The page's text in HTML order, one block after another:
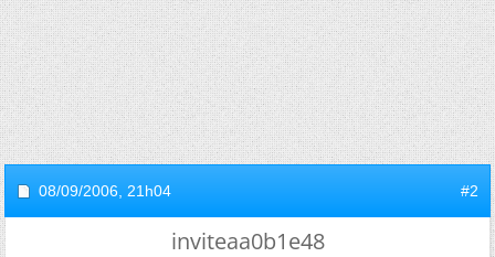
08/09/2006, 21h04 #2
inviteaa0b1e48